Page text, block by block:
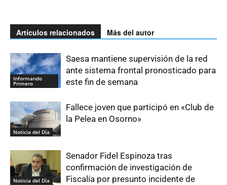
Artículos relacionados Más del autor
Informando
Primero
Saesa mantiene supervisión de la red
ante sistema frontal pronosticado para
este fin de semana
Noticia del Día
Fallece joven que participó en «Club de
la Pelea en Osorno»
Noticia del Día
Senador Fidel Espinoza tras
confirmación de investigación de
Fiscalía por presunto incidente de